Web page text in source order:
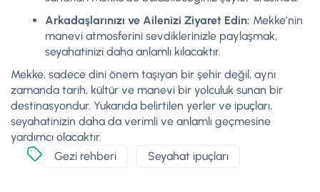
Arkadaşlarınızı ve Ailenizi Ziyaret Edin: Mekke’nin
manevi atmosferini sevdiklerinizle paylaşmak,
seyahatinizi daha anlamlı kılacaktır.
Mekke, sadece dini önem taşıyan bir şehir değil, aynı
zamanda tarih, kültür ve manevi bir yolculuk sunan bir
destinasyondur. Yukarıda belirtilen yerler ve ipuçları,
seyahatinizin daha da verimli ve anlamlı geçmesine
yardımcı olacaktır.
Gezi rehberi
Seyahat ipuçları